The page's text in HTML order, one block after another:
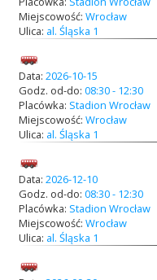
Miejscowość: Wrocław
Ulica: al. Śląska 1
Data: 2026-10-15
Godz. od-do: 08:30 - 12:30
Placówka: Stadion Wrocław
Miejscowość: Wrocław
Ulica: al. Śląska 1
Data: 2026-12-10
Godz. od-do: 08:30 - 12:30
Placówka: Stadion Wrocław
Miejscowość: Wrocław
Ulica: al. Śląska 1